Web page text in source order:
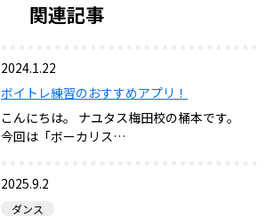
関連記事
2024.1.22
ボイトレ練習のおすすめアプリ！
こんにちは。 ナユタス梅田校の桶本です。
今回は「ボーカリス…
2025.9.2
ダンス